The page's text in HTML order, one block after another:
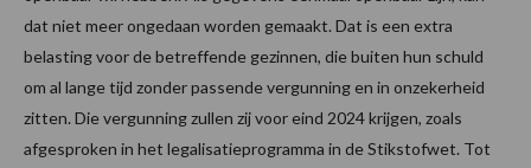
dat niet meer ongedaan worden gemaakt. Dat is een extra
belasting voor de betreffende gezinnen, die buiten hun schuld
om al lange tijd zonder passende vergunning en in onzekerheid
zitten. Die vergunning zullen zij voor eind 2024 krijgen, zoals
afgesproken in het legalisatieprogramma in de Stikstofwet. Tot